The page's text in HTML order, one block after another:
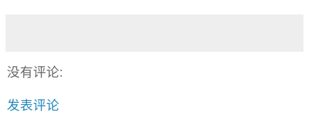
没有评论:
发表评论